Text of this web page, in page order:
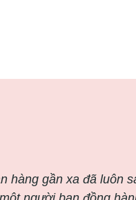
hàng gần xa đã luôn